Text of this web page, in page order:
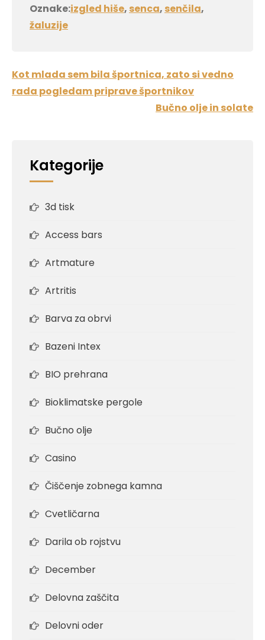
Oznake:izgled hiše, senca, senčila,
žaluzije
Navigacija
prispevka
Kot mlada sem bila športnica, zato si vedno
rada pogledam priprave športnikov
Bučno olje in solate
Kategorije
3d tisk
Access bars
Artmature
Artritis
Barva za obrvi
Bazeni Intex
BIO prehrana
Bioklimatske pergole
Bučno olje
Casino
Čiščenje zobnega kamna
Cvetličarna
Darila ob rojstvu
December
Delovna zaščita
Delovni oder